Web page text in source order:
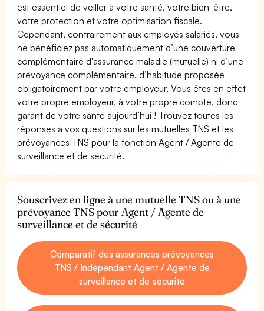
est essentiel de veiller à votre santé, votre bien-être,
votre protection et votre optimisation fiscale.
Cependant, contrairement aux employés salariés, vous
ne bénéficiez pas automatiquement d’une couverture
complémentaire d'assurance maladie (mutuelle) ni d’une
prévoyance complémentaire, d’habitude proposée
obligatoirement par votre employeur. Vous êtes en effet
votre propre employeur, à votre propre compte, donc
garant de votre santé aujourd’hui ! Trouvez toutes les
réponses à vos questions sur les mutuelles TNS et les
prévoyances TNS pour la fonction Agent / Agente de
surveillance et de sécurité.
Souscrivez en ligne à une mutuelle TNS ou à une
prévoyance TNS pour Agent / Agente de
surveillance et de sécurité
Comparatif des assurances prévoyances
TNS / Indépendant Agent / Agente de
surveillance et de sécurité